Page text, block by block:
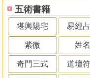
五術書籍
堪輿陽宅 易經
紫微 姓名
奇門三式 道壇